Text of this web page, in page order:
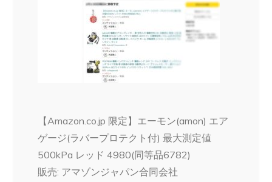
【Amazon.co.jp 限定】エーモン(amon) エア
ゲージ(ラバープロテクト付) 最大測定値
500kPa レッド 4980(同等品6782)
販売: アマゾンジャパン合同会社